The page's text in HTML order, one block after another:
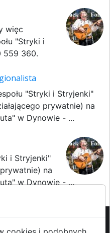
więc
"Stryki i
559 360.
"Stryki i Stryjenki"
prywatnie) na
w Dynowie - ...
i Stryjenki"
na
w Dynowie - ...